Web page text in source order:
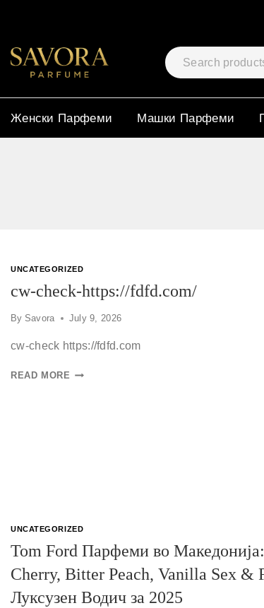
Женски Парфеми Машки Парфеми
UNCATEGORIZED
cw-check-https://fdfd.com/
By Savora July 9, 2026
cw-check https://fdfd.com
READ MORE
UNCATEGORIZED
Tom Ford Парфеми во
Cherry, Bitter Peach, Vanilla Sex &
Луксузен Водич за 2025